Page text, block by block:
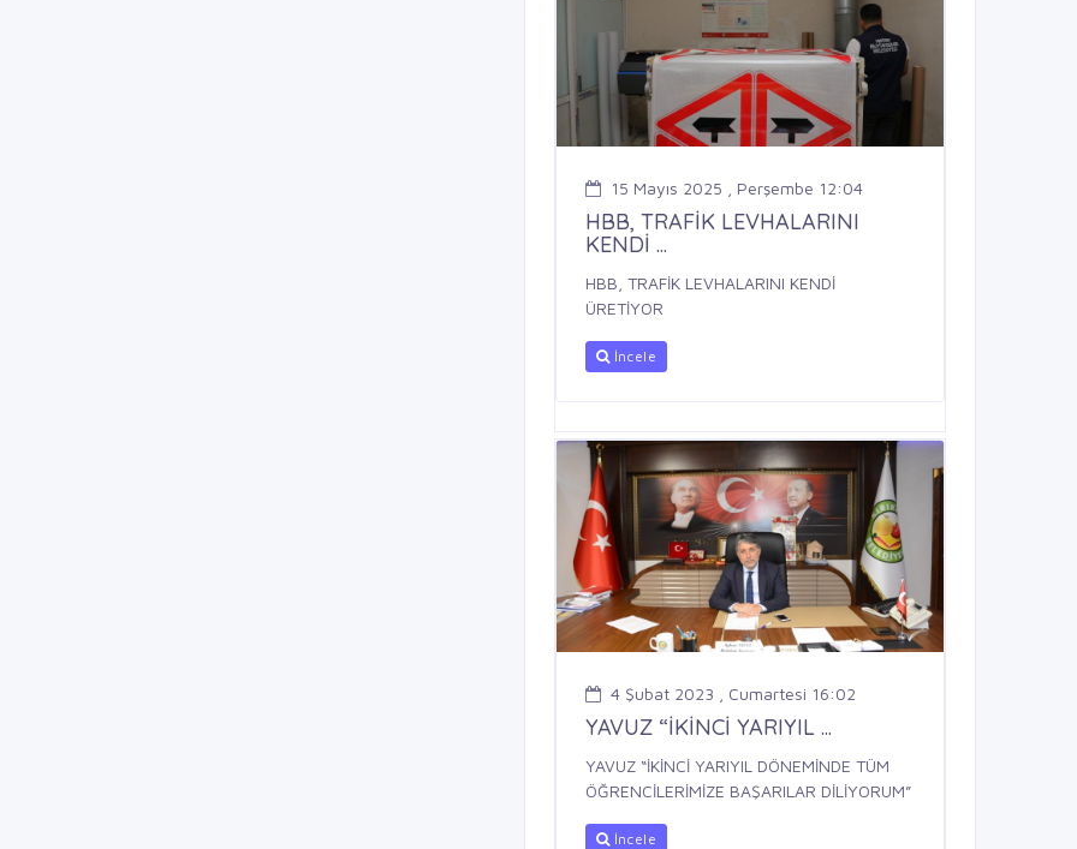
15 Mayıs 2025 , Perşembe 12:04
HBB, TRAFİK LEVHALARINI
KENDİ ...
HBB, TRAFİK LEVHALARINI KENDİ
ÜRETİYOR
İncele
4 Şubat 2023 , Cumartesi 16:02
YAVUZ “İKİNCİ YARIYIL ...
YAVUZ “İKİNCİ YARIYIL DÖNEMİNDE TÜM
ÖĞRENCİLERİMİZE BAŞARILAR DİLİYORUM”
İncele